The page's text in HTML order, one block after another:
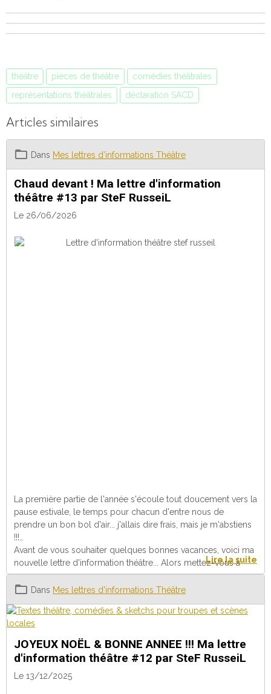
théâtre pièces de théâtre
comédies théâtrales
représentations théâtrales
déclaration SACD
Articles similaires
Dans Mes lettres d'informations Théâtre
Chaud devant ! Ma lettre d'information
théâtre #13 par SteF RusseiL
Le 26/06/2026
La première partie de l'année s'écoule tout doucement vers la
pause estivale, le temps pour chacun d'entre nous de
prendre un bon bol d'air... j'allais dire frais, mais je m'abstiens
!!!
Avant de vous souhaiter quelques bonnes vacances, voici ma
nouvelle lettre d'information théâtre... Alors mettez-vous à
l'ombre, sous le ventilo ou la clim, prenez une grande
boisson fraîche ou un verre d'eau et prenez le temps de lire
Prenez soin de vous ❤️
Lire la suite
Dans Mes lettres d'informations Théâtre
JOYEUX NOËL & BONNE ANNEE !!! Ma lettre
d'information théâtre #12 par SteF RusseiL
Le 13/12/2025